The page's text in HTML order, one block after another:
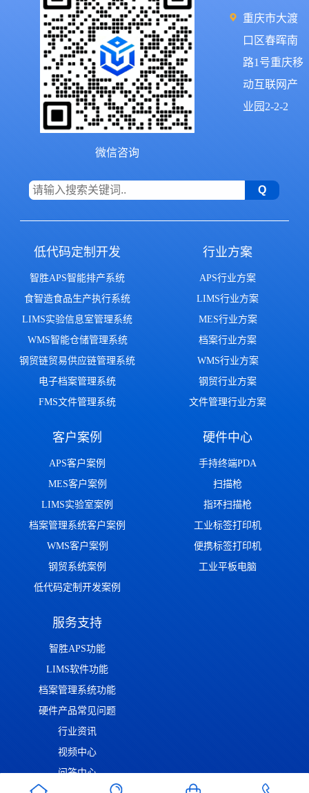
微信咨询
重庆市大渡
口区春晖南
路1号重庆移
动互联网产
业园2-2-2
低代码定制开发
智胜APS智能排产系统
食智造食品生产执行系统
LIMS实验信息室管理系统
WMS智能仓储管理系统
钢贸链贸易供应链管理系统
电子档案管理系统
FMS文件管理系统
行业方案
APS行业方案
LIMS行业方案
MES行业方案
档案行业方案
WMS行业方案
钢贸行业方案
文件管理行业方案
客户案例
APS客户案例
MES客户案例
LIMS实验室案例
档案管理系统客户案例
WMS客户案例
钢贸系统案例
低代码定制开发案例
硬件中心
手持终端PDA
扫描枪
指环扫描枪
工业标签打印机
便携标签打印机
工业平板电脑
服务支持
智胜APS功能
LIMS软件功能
档案管理系统功能
硬件产品常见问题
行业资讯
视频中心
问答中心